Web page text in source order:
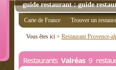
guide restaurant : guide
Carte de France Trouver un
Vous êtes ici > Restaurant Provence-
Restaurants Valréas9